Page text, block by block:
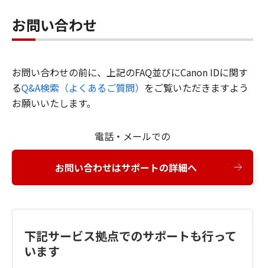
お問い合わせ
お問い合わせの前に、上記のFAQ並びにCanon IDに関す
るQ&A検索（よくあるご質問） をご覧いただきますよう
お願いいたします。
電話・メールでの
お問い合わせはサポートの詳細へ
下記サービス拠点でのサポートも行って
います